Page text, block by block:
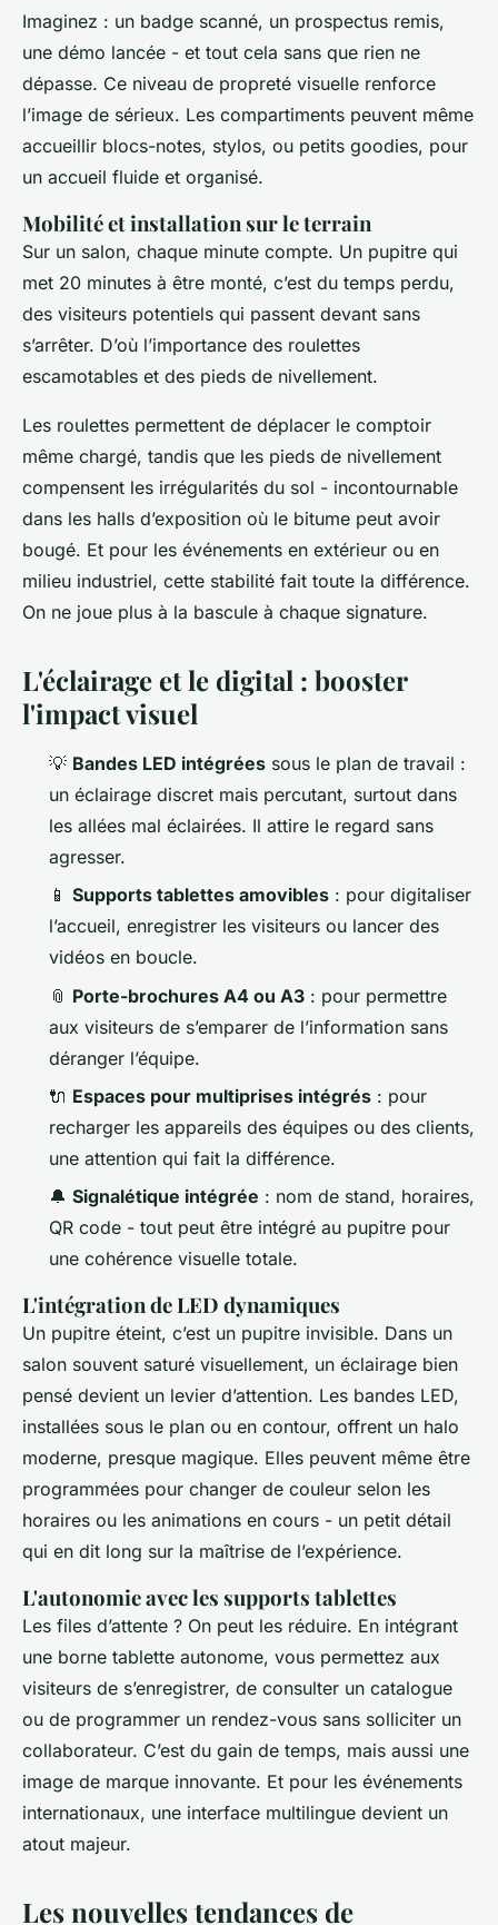
Imaginez : un badge scanné, un prospectus remis,
une démo lancée - et tout cela sans que rien ne
dépasse. Ce niveau de propreté visuelle renforce
l’image de sérieux. Les compartiments peuvent même
accueillir blocs-notes, stylos, ou petits goodies, pour
un accueil fluide et organisé.
Mobilité et installation sur le terrain
Sur un salon, chaque minute compte. Un pupitre qui
met 20 minutes à être monté, c’est du temps perdu,
des visiteurs potentiels qui passent devant sans
s’arrêter. D’où l’importance des roulettes
escamotables et des pieds de nivellement.
Les roulettes permettent de déplacer le comptoir
même chargé, tandis que les pieds de nivellement
compensent les irrégularités du sol - incontournable
dans les halls d’exposition où le bitume peut avoir
bougé. Et pour les événements en extérieur ou en
milieu industriel, cette stabilité fait toute la différence.
On ne joue plus à la bascule à chaque signature.
L'éclairage et le digital : booster
l'impact visuel
💡 Bandes LED intégrées sous le plan de travail :
un éclairage discret mais percutant, surtout dans
les allées mal éclairées. Il attire le regard sans
agresser.
📱 Supports tablettes amovibles : pour digitaliser
l’accueil, enregistrer les visiteurs ou lancer des
vidéos en boucle.
📎 Porte-brochures A4 ou A3 : pour permettre
aux visiteurs de s’emparer de l’information sans
déranger l’équipe.
🔌 Espaces pour multiprises intégrés : pour
recharger les appareils des équipes ou des clients,
une attention qui fait la différence.
🔔 Signalétique intégrée : nom de stand, horaires,
QR code - tout peut être intégré au pupitre pour
une cohérence visuelle totale.
L'intégration de LED dynamiques
Un pupitre éteint, c’est un pupitre invisible. Dans un
salon souvent saturé visuellement, un éclairage bien
pensé devient un levier d’attention. Les bandes LED,
installées sous le plan ou en contour, offrent un halo
moderne, presque magique. Elles peuvent même être
programmées pour changer de couleur selon les
horaires ou les animations en cours - un petit détail
qui en dit long sur la maîtrise de l’expérience.
L'autonomie avec les supports tablettes
Les files d’attente ? On peut les réduire. En intégrant
une borne tablette autonome, vous permettez aux
visiteurs de s’enregistrer, de consulter un catalogue
ou de programmer un rendez-vous sans solliciter un
collaborateur. C’est du gain de temps, mais aussi une
image de marque innovante. Et pour les événements
internationaux, une interface multilingue devient un
atout majeur.
Les nouvelles tendances de